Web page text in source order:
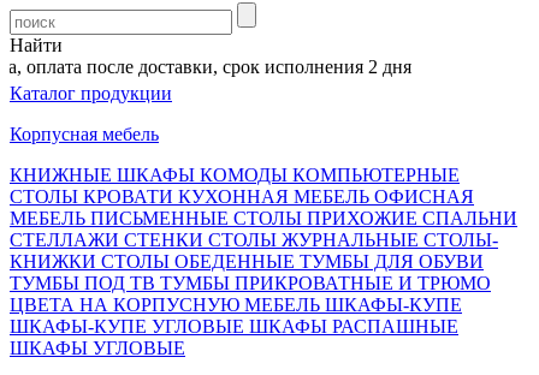
Найти
оплата после доставки, срок исполнения 2 дня
Каталог продукции
Корпусная мебель
КНИЖНЫЕ ШКАФЫ КОМОДЫ КОМПЬЮТЕРНЫЕ
СТОЛЫ КРОВАТИ КУХОННАЯ МЕБЕЛЬ ОФИСНАЯ
МЕБЕЛЬ ПИСЬМЕННЫЕ СТОЛЫ ПРИХОЖИЕ СПАЛЬНИ
СТЕЛЛАЖИ СТЕНКИ СТОЛЫ ЖУРНАЛЬНЫЕ СТОЛЫ-
КНИЖКИ СТОЛЫ ОБЕДЕННЫЕ ТУМБЫ ДЛЯ ОБУВИ
ТУМБЫ ПОД ТВ ТУМБЫ ПРИКРОВАТНЫЕ И ТРЮМО
ЦВЕТА НА КОРПУСНУЮ МЕБЕЛЬ ШКАФЫ-КУПЕ
ШКАФЫ-КУПЕ УГЛОВЫЕ ШКАФЫ РАСПАШНЫЕ
ШКАФЫ УГЛОВЫЕ